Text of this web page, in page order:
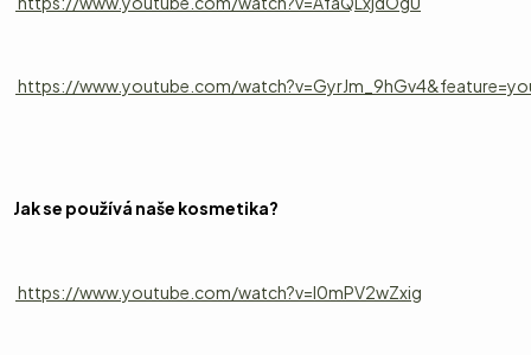
https://www.youtube.com/
Jak se používá naše kosmetika?
https://www.youtube.com/watch?v=l0mPV2wZxig